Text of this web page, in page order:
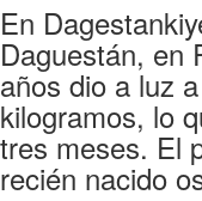
En
Daguestán, en
años dio a luz
kilogramos, lo
tres meses. El
recién nacido